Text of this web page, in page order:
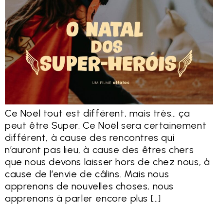
Ce Noël tout est différent, mais très… ça
peut être Super. Ce Noël sera certainement
différent, à cause des rencontres qui
n’auront pas lieu, à cause des êtres chers
que nous devons laisser hors de chez nous, à
cause de l’envie de câlins. Mais nous
apprenons de nouvelles choses, nous
apprenons à parler encore plus […]